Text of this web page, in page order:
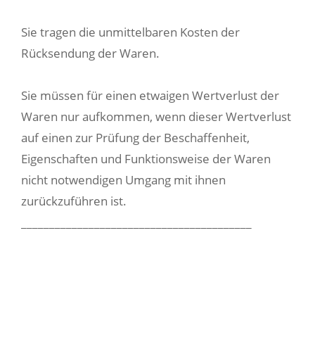
Sie tragen die unmittelbaren Kosten der
Rücksendung der Waren.
Sie müssen für einen etwaigen Wertverlust der
Waren nur aufkommen, wenn dieser Wertverlust
auf einen zur Prüfung der Beschaffenheit,
Eigenschaften und Funktionsweise der Waren
nicht notwendigen Umgang mit ihnen
zurückzuführen ist.